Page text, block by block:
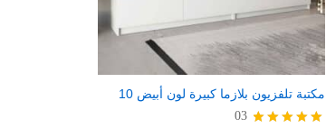
مكتبة تلفزيون بلازما كبيرة لون أبيض 10
03